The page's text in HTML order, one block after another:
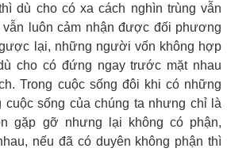
dù cho có xa cách nghìn trùng vẫn
vẫn luôn cảm nhận được đối phương
lại, những người vốn không hợp
cho có đứng ngay trước mặt nhau
Trong cuộc sống đôi khi có những
cuộc sống của chúng ta nhưng chỉ là
gặp gỡ nhưng lại không có phận,
nếu đã có duyên không phận thì